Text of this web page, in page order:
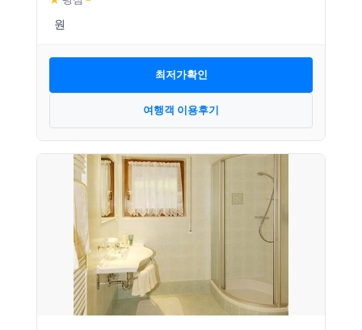
최저가확인
여행객 이용후기